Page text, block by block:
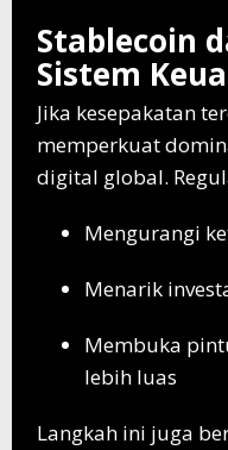
Stablecoin
Sistem
Jika kesepakatan
memperkuat
digital global.
Mengurangi
Menarik
Membuka
lebih luas
Langkah ini juga